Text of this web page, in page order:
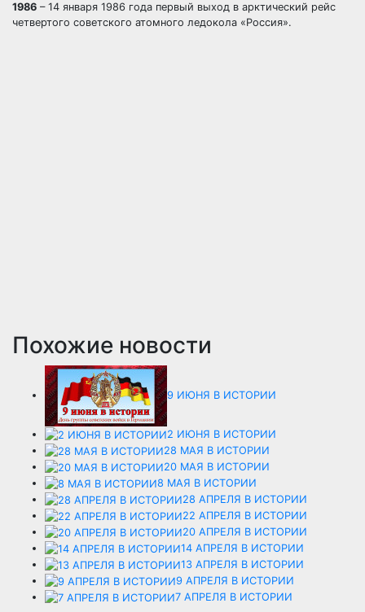
1986 – 14 января 1986 года первый выход в арктический рейс
четвертого советского атомного ледокола «Россия».
Похожие новости
9 ИЮНЯ В ИСТОРИИ
2 ИЮНЯ В ИСТОРИИ
28 МАЯ В ИСТОРИИ
20 МАЯ В ИСТОРИИ
8 МАЯ В ИСТОРИИ
28 АПРЕЛЯ В ИСТОРИИ
22 АПРЕЛЯ В ИСТОРИИ
20 АПРЕЛЯ В ИСТОРИИ
14 АПРЕЛЯ В ИСТОРИИ
13 АПРЕЛЯ В ИСТОРИИ
9 АПРЕЛЯ В ИСТОРИИ
7 АПРЕЛЯ В ИСТОРИИ